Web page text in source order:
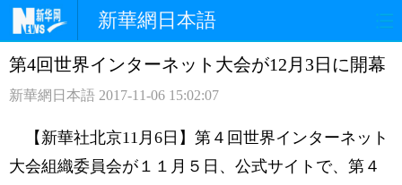
新華網日本語
ホームページ 政治 経済
観光 評論 写真
第4回世界インターネット大会が12月3日に開幕
新華網日本語 2017-11-06 15:02:07
【新華社北京11月6日】第４回世界インターネット
大会組織委員会が１１月５日、公式サイトで、第４